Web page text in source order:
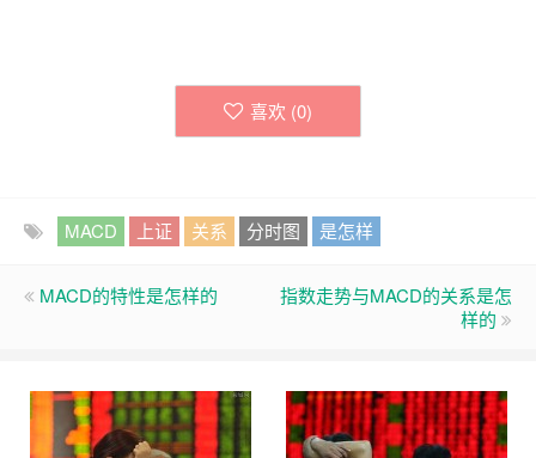
喜欢 (0)
MACD 上证 关系 分时图 是怎样
MACD的特性是怎样的
指数走势与MACD的关系是怎
样的